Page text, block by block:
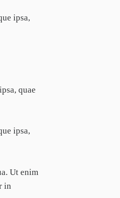
ipsa,
quae
ipsa,
Ut enim
in